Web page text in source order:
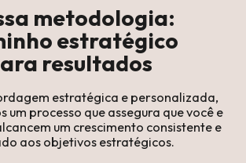
metodologia:
estratégico
resultados
estratégica e personalizada,
um processo que assegura que você e
um crescimento consistente e
aos objetivos estratégicos.